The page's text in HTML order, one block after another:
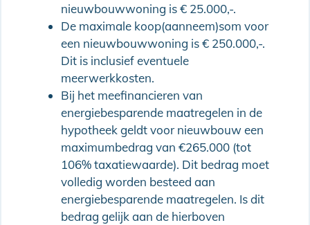
nieuwbouwwoning is € 25.000,-.
De maximale koop(aanneem)som voor
een nieuwbouwwoning is € 250.000,-.
Dit is inclusief eventuele
meerwerkkosten.
Bij het meefinancieren van
energiebesparende maatregelen in de
hypotheek geldt voor nieuwbouw een
maximumbedrag van €265.000 (tot
106% taxatiewaarde). Dit bedrag moet
volledig worden besteed aan
energiebesparende maatregelen. Is dit
bedrag gelijk aan de hierboven